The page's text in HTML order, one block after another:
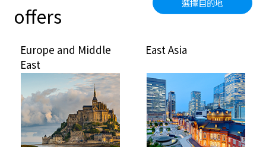
offers
選擇目的地
Europe and Middle
East
East Asia